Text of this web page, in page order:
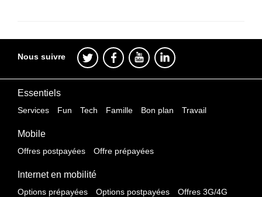
Nous suivre
Essentiels
Services Fun Tech Famille Bon plan Travail
Mobile
Offres postpayées Offre prépayées
Internet en mobilité
Options prépayées Options postpayées
Offres 3G/4G